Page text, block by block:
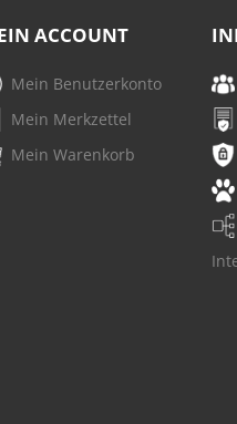
ACCOUNT
Mein Benutzerkonto
Mein Merkzettel
Mein Warenkorb